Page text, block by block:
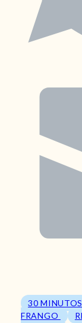
30 MINUTOS
FRANGO